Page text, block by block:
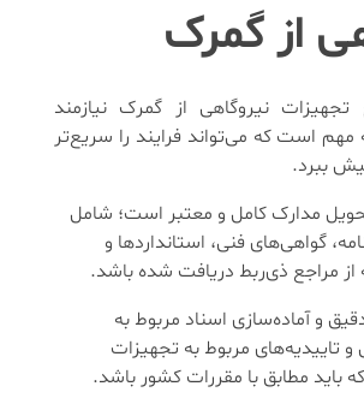
از گمرک
نیروگاهی از گمرک نیازمند
مهم است که می‌تواند فرایند را سریع‌تر
ببرد.
مدارک کامل و معتبر است؛ شامل
گواهی‌های فنی، استانداردها و
از مراجع ذی‌ربط دریافت شده باشد.
و آماده‌سازی اسناد مربوط به
و تاییدیه‌های مربوط به تجهیزات
باید مطابق با مقررات کشور باشد.